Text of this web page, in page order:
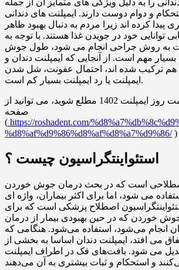
را به دلیل ویژگی های متمایز آن از جمله
و دوام دوست دارند. ایمپلنت های دندانی
پیدا کرده اند زیرا مردم به دنبال بهبود ظاهر
توانایی خود در جویدن غذا هستند. با توجه به
به روش جراحی انجام می شود، طول جوش
بسیار مهم است. از آنجایی که ایمپلنت دندان و
هم ترکیب شده اند، احتمال عفونت، شل شدن
ایمپلنت یا رد ایمپلنت بسیار کم است.
اگر می خواهید از قیمت روز ایمپلنت 1402 مطلع شوید، می توانید از
صفحه
( https://roshadent.com/
%d8%af%d9%86%d8%af%d8%a7%d9%86/
استئواینتگراسیون چیست ؟
اصطلاحی است که در بحث درمان جوش خوردن
می شود، اما برای اکثر بیماران، واژه ای
اصطلاح پزشکی است که برای
خوردن که در حین بهبودی بیمار از درمان
انجام می‌شود، استفاده می‌شود. هنگامی که
می افتد، ایمپلنت دندان اساسا به بخشی از
می شود. بافت‌های فک در اطراف ایمپلنت